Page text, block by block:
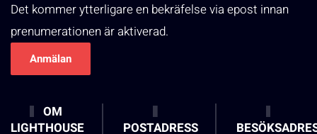
Det kommer ytterligare en bekräfelse via epost innan
prenumerationen är aktiverad.
OM
LIGHTHOUSE
POSTADRESS